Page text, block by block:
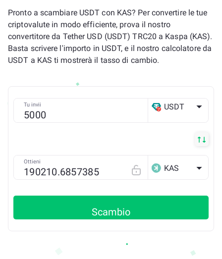
Pronto a scambiare USDT con KAS? Per convertire le tue
criptovalute in modo efficiente, prova il nostro
convertitore da Tether USD (USDT) TRC20 a Kaspa (KAS).
Basta scrivere l'importo in USDT, e il nostro calcolatore da
USDT a KAS ti mostrerà il tasso di cambio.
Tu invii USDT
Ottieni
KAS
Scambio